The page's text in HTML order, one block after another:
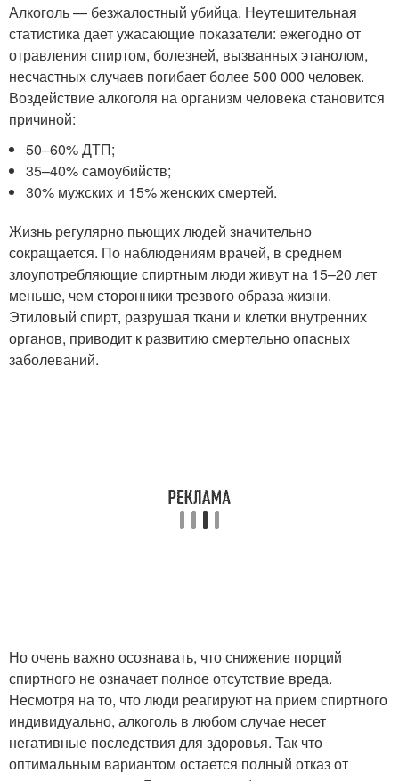
Алкоголь — безжалостный убийца. Неутешительная
статистика дает ужасающие показатели: ежегодно от
отравления спиртом, болезней, вызванных этанолом,
несчастных случаев погибает более 500 000 человек.
Воздействие алкоголя на организм человека становится
причиной:
50–60% ДТП;
35–40% самоубийств;
30% мужских и 15% женских смертей.
Жизнь регулярно пьющих людей значительно
сокращается. По наблюдениям врачей, в среднем
злоупотребляющие спиртным люди живут на 15–20 лет
меньше, чем сторонники трезвого образа жизни.
Этиловый спирт, разрушая ткани и клетки внутренних
органов, приводит к развитию смертельно опасных
заболеваний.
Но очень важно осознавать, что снижение порций
спиртного не означает полное отсутствие вреда.
Несмотря на то, что люди реагируют на прием спиртного
индивидуально, алкоголь в любом случае несет
негативные последствия для здоровья. Так что
оптимальным вариантом остается полный отказ от